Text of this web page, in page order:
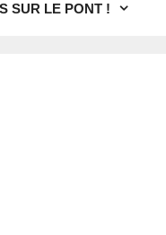
SUR LE PONT !